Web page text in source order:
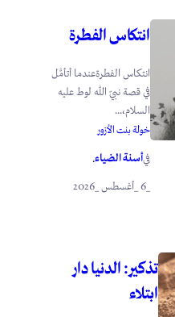
انتكاس الفطرة
انتكاس الفطرةعندما أتأمَّل
في قصة نبيّ الله لوط عليه
السلام،...
خولة بنت الأزور
فيأسنة الضياء.
تذكير: الدنيا دار
ابتلاء